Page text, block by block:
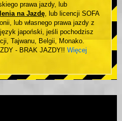
prawa jazdy, lub
na Jazdę, lub licencji SOFA
lub własnego prawa jazdy z
japoński, jeśli pochodzisz
Tajwanu, Belgii, Monako.
- BRAK JAZDY!! Więcej